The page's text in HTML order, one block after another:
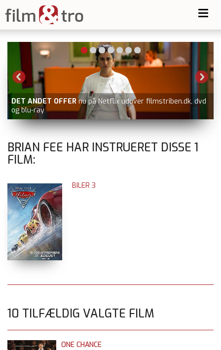
ELEANORS SANDHED nu på VOD, fx Blockbuster.dk
BRIAN FEE HAR INSTRUERET DISSE 1
FILM:
BILER 3
10 TILFÆLDIG VALGTE FILM
ONE CHANCE